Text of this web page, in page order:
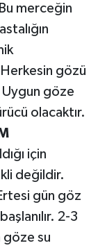
merceğin
Herkesin gözü
Uygun göze
olacaktır.
için
değildir.
gün göz
2-3
göze su